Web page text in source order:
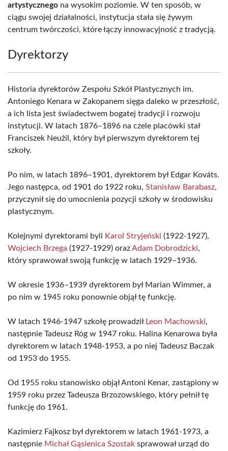
artystycznego na wysokim poziomie. W ten sposób, w
ciągu swojej działalności, instytucja stała się żywym
centrum twórczości, które łączy innowacyjność z tradycją.
Dyrektorzy
Historia dyrektorów Zespołu Szkół Plastycznych im.
Antoniego Kenara w Zakopanem sięga daleko w przeszłość,
a ich lista jest świadectwem bogatej tradycji i rozwoju
instytucji. W latach 1876–1896 na czele placówki stał
Franciszek Neużil, który był pierwszym dyrektorem tej
szkoły.
Po nim, w latach 1896–1901, dyrektorem był Edgar Kováts.
Jego następca, od 1901 do 1922 roku, Stanisław Barabasz,
przyczynił się do umocnienia pozycji szkoły w środowisku
plastycznym.
Kolejnymi dyrektorami byli Karol Stryjeński (1922-1927),
Wojciech Brzega (1927-1929) orazAdam Dobrodzicki,
który sprawował swoją funkcję w latach 1929–1936.
W okresie 1936–1939 dyrektorem był Marian Wimmer, a
po nim w 1945 roku ponownie objął tę funkcję.
W latach 1946-1947 szkołę prowadził Leon Machowski,
następnie Tadeusz Róg w 1947 roku. Halina Kenarowa była
dyrektorem w latach 1948-1953, a po niej Tadeusz Baczak
od 1953 do 1955.
Od 1955 roku stanowisko objął Antoni Kenar, zastąpiony w
1959 roku przez Tadeusza Brzozowskiego, który pełnił tę
funkcję do 1961.
Kazimierz Fajkosz był dyrektorem w latach 1961-1973, a
następnie Michał Gąsienica Szostak sprawował urząd do